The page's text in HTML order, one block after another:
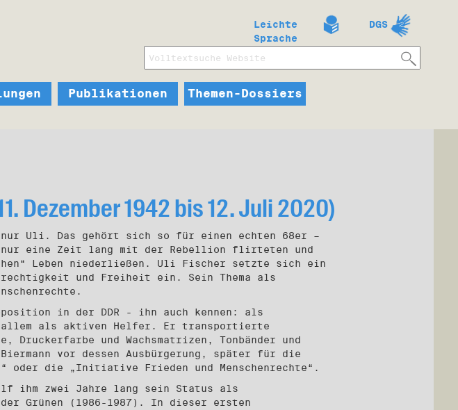
Leichte
Sprache
DGS
Publikationen
Themen-Dossiers
Dezember 1942 bis 12. Juli 2020)
nur Uli. Das gehört sich so für einen echten 68er –
eine Zeit lang mit der Rebellion flirteten und
Leben niederließen. Uli Fischer setzte sich ein
und Freiheit ein. Sein Thema als
in der DDR - ihn auch kennen: als
allem als aktiven Helfer. Er transportierte
Druckerfarbe und Wachsmatrizen, Tonbänder und
vor dessen Ausbürgerung, später für die
oder die „Initiative Frieden und Menschenrechte“.
ihm zwei Jahre lang sein Status als
der Grünen (1986-1987). In dieser ersten